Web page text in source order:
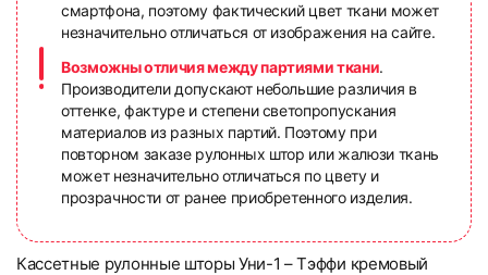
смартфона, поэтому фактический цвет ткани может
незначительно отличаться от изображения на сайте.
Возможны отличия между партиями ткани.
Производители допускают небольшие различия в
оттенке, фактуре и степени светопропускания
материалов из разных партий. Поэтому при
повторном заказе рулонных штор или жалюзи ткань
может незначительно отличаться по цвету и
прозрачности от ранее приобретенного изделия.
Кассетные рулонные шторы Уни-1 – Тэффи кремовый